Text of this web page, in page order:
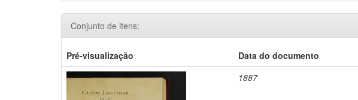
Conjunto de itens:
Pré-visualização Data do documento
1887